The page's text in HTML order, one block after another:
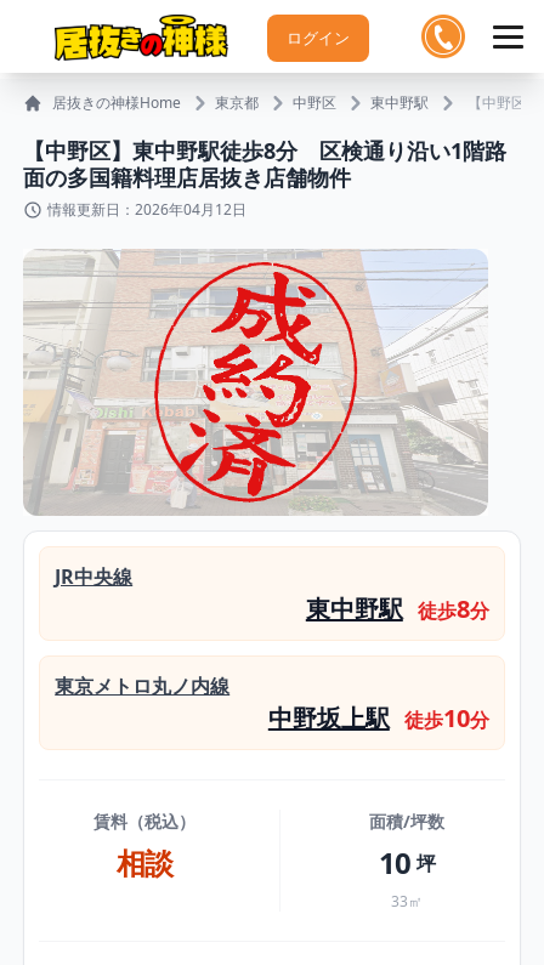
ログイン
居抜きの神様Home 東京都 中野区 東中野駅 【中野区
【中野区】東中野駅徒歩8分 区検通り沿い1階路
面の多国籍料理店居抜き店舗物件
情報更新日：2026年04月12日
JR中央線
東中野駅 徒歩8分
東京メトロ丸ノ内線
中野坂上駅 徒歩10分
賃料（税込）
相談
面積/坪数
10 坪
33㎡